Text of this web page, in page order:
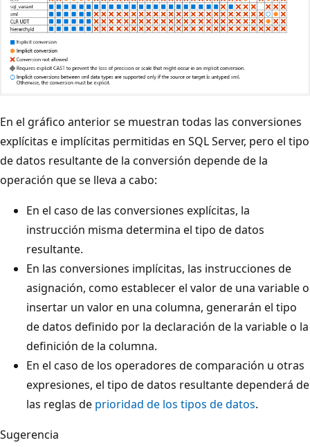
En el gráfico anterior se muestran todas las conversiones
explícitas e implícitas permitidas en SQL Server, pero el tipo
de datos resultante de la conversión depende de la
operación que se lleva a cabo:
En el caso de las conversiones explícitas, la
instrucción misma determina el tipo de datos
resultante.
En las conversiones implícitas, las instrucciones de
asignación, como establecer el valor de una variable o
insertar un valor en una columna, generarán el tipo
de datos definido por la declaración de la variable o la
definición de la columna.
En el caso de los operadores de comparación u otras
expresiones, el tipo de datos resultante dependerá de
las reglas de prioridad de los tipos de datos.
Sugerencia